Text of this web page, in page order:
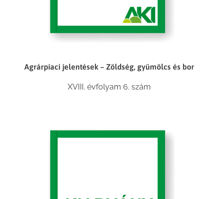
Agrárpiaci jelentések – Zöldség, gyümölcs és bor
XVIII. évfolyam 6. szám